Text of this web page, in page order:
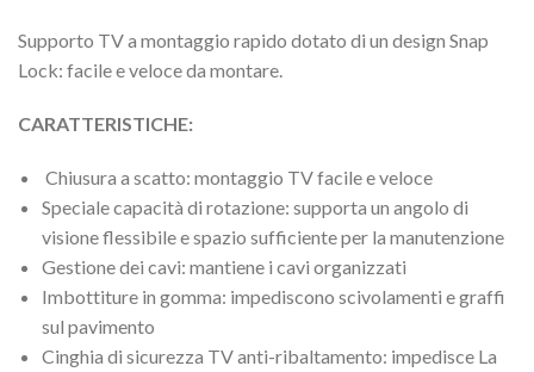
Supporto TV a montaggio rapido dotato di un design Snap
Lock: facile e veloce da montare.
CARATTERISTICHE:
Chiusura a scatto: montaggio TV facile e veloce
Speciale capacità di rotazione: supporta un angolo di
visione flessibile e spazio sufficiente per la manutenzione
Gestione dei cavi: mantiene i cavi organizzati
Imbottiture in gomma: impediscono scivolamenti e graffi
sul pavimento
Cinghia di sicurezza TV anti-ribaltamento: impedisce La